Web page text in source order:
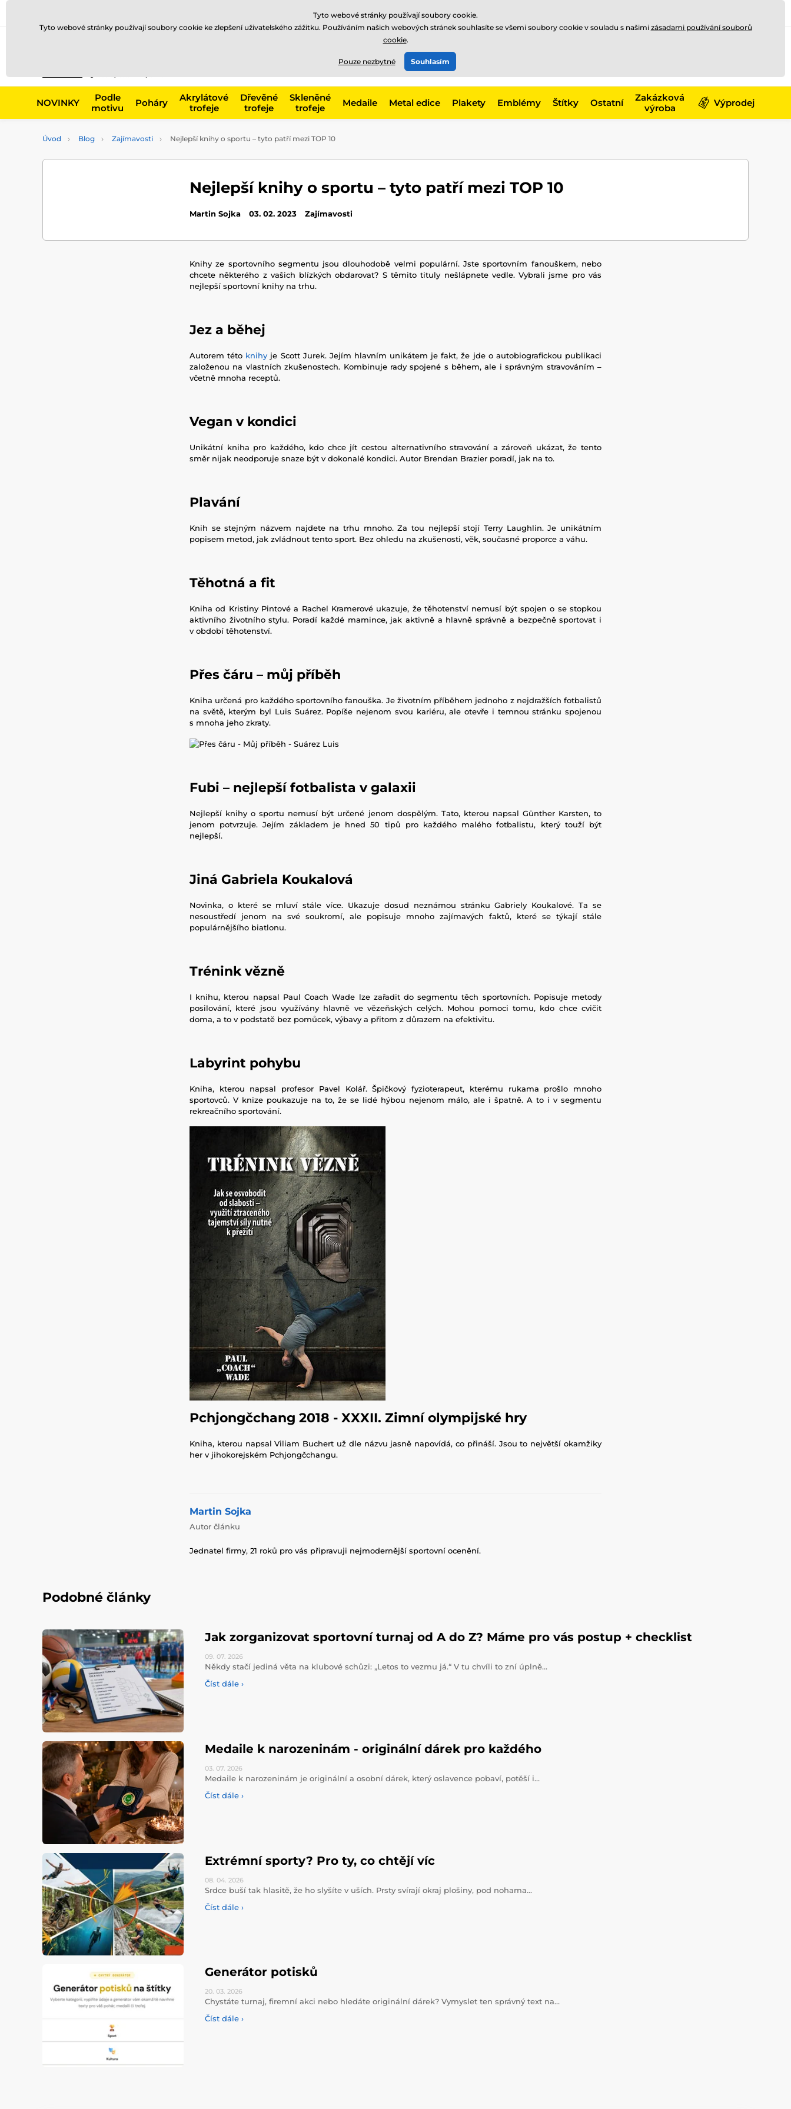
775 400 255
Zavolejte nám
NOVINKY
Podle
motivu
Poháry
Akrylátové
trofeje
Dřevěné
trofeje
Skleněné
trofeje
Medaile Metal edice Plakety Emblémy Štítky Ostatní
Zakázková
výroba
Výprodej
Úvod Blog Zajímavosti Nejlepší knihy o sportu – tyto patří mezi TOP 10
Nejlepší knihy o sportu – tyto patří mezi TOP 10
Martin Sojka 03. 02. 2023 Zajímavosti
Knihy ze sportovního segmentu jsou dlouhodobě velmi populární. Jste sportovním fanouškem, nebo
chcete některého z vašich blízkých obdarovat? S těmito tituly nešlápnete vedle. Vybrali jsme pro vás
nejlepší sportovní knihy na trhu.
Jez a běhej
Autorem této knihy je Scott Jurek. Jejím hlavním unikátem je fakt, že jde o autobiografickou publikaci
založenou na vlastních zkušenostech. Kombinuje rady spojené s během, ale i správným stravováním –
včetně mnoha receptů.
Vegan v kondici
Unikátní kniha pro každého, kdo chce jít cestou alternativního stravování a zároveň ukázat, že tento
směr nijak neodporuje snaze být v dokonalé kondici. Autor Brendan Brazier poradí, jak na to.
Plavání
Knih se stejným názvem najdete na trhu mnoho. Za tou nejlepší stojí Terry Laughlin. Je unikátním
popisem metod, jak zvládnout tento sport. Bez ohledu na zkušenosti, věk, současné proporce a váhu.
Těhotná a fit
Kniha od Kristiny Pintové a Rachel Kramerové ukazuje, že těhotenství nemusí být spojen o se stopkou
aktivního životního stylu. Poradí každé mamince, jak aktivně a hlavně správně a bezpečně sportovat i
v období těhotenství.
Přes čáru – můj příběh
Kniha určená pro každého sportovního fanouška. Je životním příběhem jednoho z nejdražších fotbalistů
na světě, kterým byl Luis Suárez. Popíše nejenom svou kariéru, ale otevře i temnou stránku spojenou
s mnoha jeho zkraty.
Fubi – nejlepší fotbalista v galaxii
Nejlepší knihy o sportu nemusí být určené jenom dospělým. Tato, kterou napsal Günther Karsten, to
jenom potvrzuje. Jejím základem je hned 50 tipů pro každého malého fotbalistu, který touží být
nejlepší.
Jiná Gabriela Koukalová
Novinka, o které se mluví stále více. Ukazuje dosud neznámou stránku Gabriely Koukalové. Ta se
nesoustředí jenom na své soukromí, ale popisuje mnoho zajímavých faktů, které se týkají stále
populárnějšího biatlonu.
Trénink vězně
I knihu, kterou napsal Paul Coach Wade lze zařadit do segmentu těch sportovních. Popisuje metody
posilování, které jsou využívány hlavně ve vězeňských celých. Mohou pomoci tomu, kdo chce cvičit
doma, a to v podstatě bez pomůcek, výbavy a přitom z důrazem na efektivitu.
Labyrint pohybu
Kniha, kterou napsal profesor Pavel Kolář. Špičkový fyzioterapeut, kterému rukama prošlo mnoho
sportovců. V knize poukazuje na to, že se lidé hýbou nejenom málo, ale i špatně. A to i v segmentu
rekreačního sportování.
Pchjongčchang 2018 - XXXII. Zimní olympijské hry
Kniha, kterou napsal Viliam Buchert už dle názvu jasně napovídá, co přináší. Jsou to největší okamžiky
her v jihokorejském Pchjongčchangu.
Martin Sojka
Autor článku
Jednatel firmy, 21 roků pro vás připravuji nejmodernější sportovní ocenění.
Podobné články
Jak zorganizovat sportovní turnaj od A do Z? Máme pro vás postup + checklist
09. 07. 2026
Někdy stačí jediná věta na klubové schůzi: „Letos to vezmu já.“ V tu chvíli to zní úplně…
Číst dále ›
Medaile k narozeninám - originální dárek pro každého
03. 07. 2026
Medaile k narozeninám je originální a osobní dárek, který oslavence pobaví, potěší i…
Číst dále ›
Extrémní sporty? Pro ty, co chtějí víc
08. 04. 2026
Srdce buší tak hlasitě, že ho slyšíte v uších. Prsty svírají okraj plošiny, pod nohama…
Číst dále ›
Generátor potisků
20. 03. 2026
Chystáte turnaj, firemní akci nebo hledáte originální dárek? Vymyslet ten správný text na…
Číst dále ›
Tyto webové stránky používají soubory cookie.
Tyto webové stránky používají soubory cookie ke zlepšení uživatelského zážitku. Používáním našich webových stránek souhlasíte se všemi soubory cookie v souladu s našimi zásadami používání souborů
cookie.
Pouze nezbytné Souhlasím